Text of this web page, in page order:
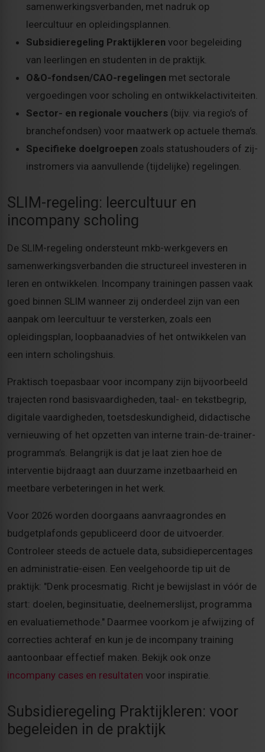
samenwerkingsverbanden, met nadruk op
leercultuur en opleidingsplannen.
Subsidieregeling Praktijkleren voor begeleiding
van leerlingen en studenten in de praktijk.
O&O-fondsen/CAO-regelingen met sectorale
vergoedingen voor scholing en ontwikkelactiviteiten.
Sector- en regionale vouchers (bijv. via regio’s of
branchefondsen) voor maatwerk op actuele thema’s.
Specifieke doelgroepen zoals statushouders of zij-
instromers via aanvullende (tijdelijke) regelingen.
SLIM-regeling: leercultuur en
incompany scholing
De SLIM-regeling ondersteunt mkb-werkgevers en
samenwerkingsverbanden die structureel investeren in
leren en ontwikkelen. Incompany trainingen passen vaak
goed binnen SLIM wanneer zij onderdeel zijn van een
aanpak om leercultuur te versterken, zoals een
opleidingsplan, loopbaanadvies of het ontwikkelen van
een intern scholingshuis.
Praktisch toepasbaar voor incompany zijn bijvoorbeeld
trajecten rond basisvaardigheden, taal- en tekstbegrip,
digitale vaardigheden, toetsdeskundigheid, didactische
vernieuwing of het opzetten van interne train-de-trainer-
programma’s. Belangrijk is dat je laat zien hoe de
interventie bijdraagt aan duurzame inzetbaarheid en
meetbare verbeteringen in het werk.
Voor 2026 worden doorgaans aanvraagrondes en
budgetplafonds gepubliceerd door de uitvoerder.
Controleer steeds de actuele data, subsidiepercentages
en administratie-eisen. Een veelgehoorde tip uit de
praktijk: "Denk procesmatig. Richt je bewijslast in vóór de
start: doelen, beginsituatie, deelnemerslijst, programma
en evaluatiemethode." Daarmee voorkom je afwijzing of
correcties achteraf en kun je de incompany training
aantoonbaar effectief maken. Bekijk ook onze
incompany cases en resultaten voor inspiratie.
Subsidieregeling Praktijkleren: voor
begeleiden in de praktijk